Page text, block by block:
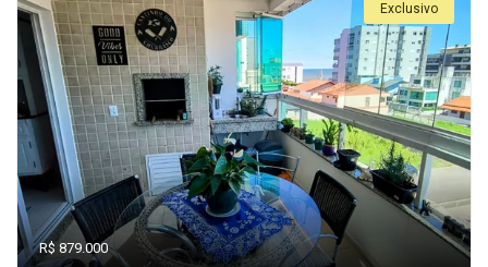
Exclusivo
R$ 879.000